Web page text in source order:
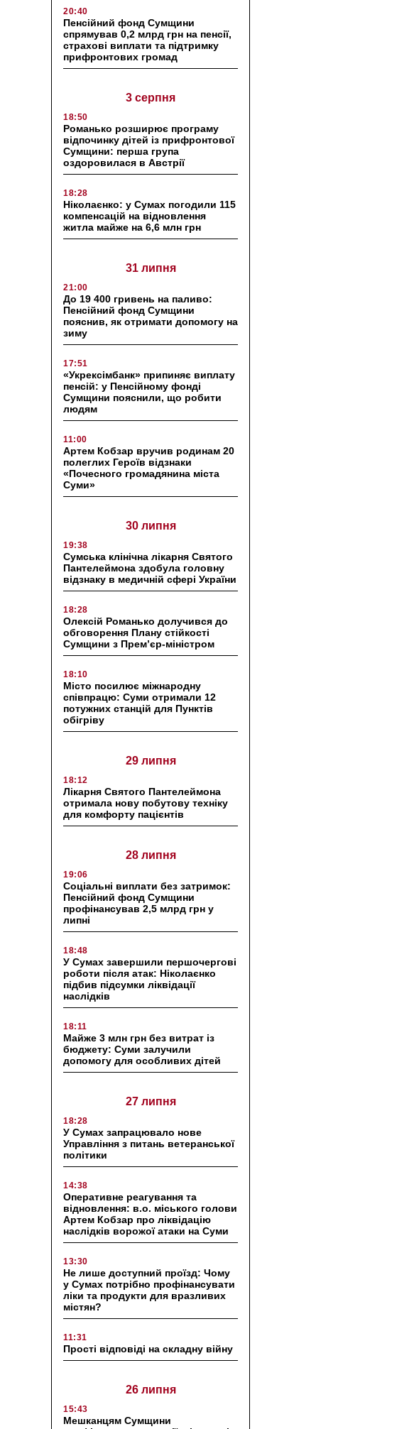
20:40
Пенсійний фонд Сумщини
спрямував 0,2 млрд грн на пенсії,
страхові виплати та підтримку
прифронтових громад
3 серпня
18:50
Романько розширює програму
відпочинку дітей із прифронтової
Сумщини: перша група
оздоровилася в Австрії
18:28
Ніколаєнко: у Сумах погодили 115
компенсацій на відновлення
житла майже на 6,6 млн грн
31 липня
21:00
До 19 400 гривень на паливо:
Пенсійний фонд Сумщини
пояснив, як отримати допомогу на
зиму
17:51
«Укрексімбанк» припиняє виплату
пенсій: у Пенсійному фонді
Сумщини пояснили, що робити
людям
11:00
Артем Кобзар вручив родинам 20
полеглих Героїв відзнаки
«Почесного громадянина міста
Суми»
30 липня
19:38
Сумська клінічна лікарня Святого
Пантелеймона здобула головну
відзнаку в медичній сфері України
18:28
Олексій Романько долучився до
обговорення Плану стійкості
Сумщини з Прем’єр-міністром
18:10
Місто посилює міжнародну
співпрацю: Суми отримали 12
потужних станцій для Пунктів
обігріву
29 липня
18:12
Лікарня Святого Пантелеймона
отримала нову побутову техніку
для комфорту пацієнтів
28 липня
19:06
Соціальні виплати без затримок:
Пенсійний фонд Сумщини
профінансував 2,5 млрд грн у
липні
18:48
У Сумах завершили першочергові
роботи після атак: Ніколаєнко
підбив підсумки ліквідації
наслідків
18:11
Майже 3 млн грн без витрат із
бюджету: Суми залучили
допомогу для особливих дітей
27 липня
18:28
У Сумах запрацювало нове
Управління з питань ветеранської
політики
14:38
Оперативне реагування та
відновлення: в.о. міського голови
Артем Кобзар про ліквідацію
наслідків ворожої атаки на Суми
13:30
Не лише доступний проїзд: Чому
у Сумах потрібно профінансувати
ліки та продукти для вразливих
містян?
11:31
Прості відповіді на складну війну
26 липня
15:43
Мешканцям Сумщини